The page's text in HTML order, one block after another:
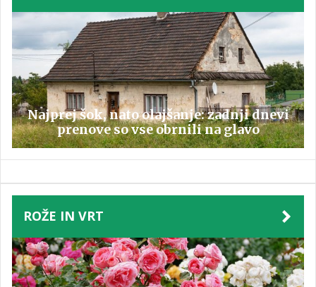
Najprej šok, nato olajšanje: zadnji dnevi
prenove so vse obrnili na glavo
ROŽE IN VRT